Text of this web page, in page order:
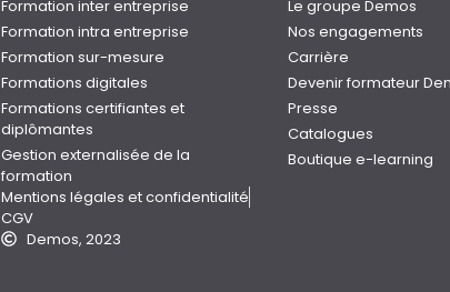
Formation inter entreprise
Formation intra entreprise
Formation sur-mesure
Formations digitales
Formations certifiantes et
diplômantes
Gestion externalisée de la
formation
Mentions légales et confidentialité
CGV
Demos, 2023
Le groupe Demos
Nos engagements
Carrière
Devenir formateur
Presse
Catalogues
Boutique e-learning